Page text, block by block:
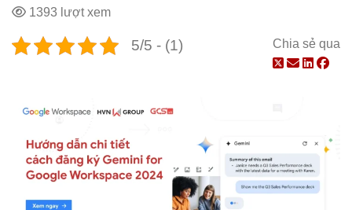
1393 lượt xem
5/5 - (1) Chia sẻ qua